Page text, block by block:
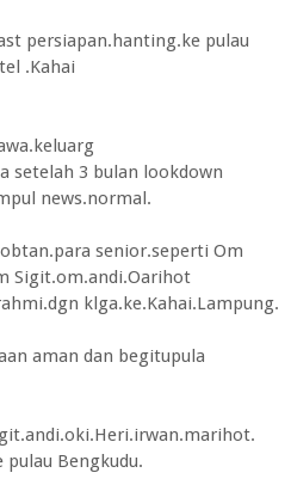
persiapan.hanting.ke pulau
.Kahai
setelah 3 bulan lookdown
news.normal.
senior.seperti Om
Sigit.om.andi.Oarihot
klga.ke.Kahai.Lampung.
aman dan begitupula
pulau Bengkudu.